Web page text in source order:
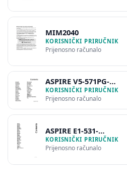
MIM2040
KORISNIČKI PRIRUČNIK
Prijenosno računalo
ASPIRE V5-571PG-
53334G75MAK
KORISNIČKI PRIRUČNIK
Prijenosno računalo
ASPIRE E1-531-
B9606G75MNKS
KORISNIČKI PRIRUČNIK
Prijenosno računalo